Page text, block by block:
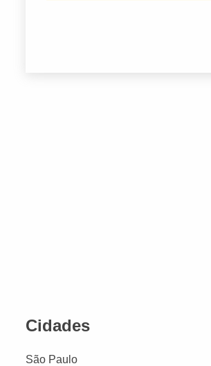
Cidades
São Paulo